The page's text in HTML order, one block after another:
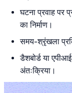
घटना प्रवाह पर
का निर्माण।
समय-श्रृंखला
डैशबोर्ड या
अंतःक्रिया।